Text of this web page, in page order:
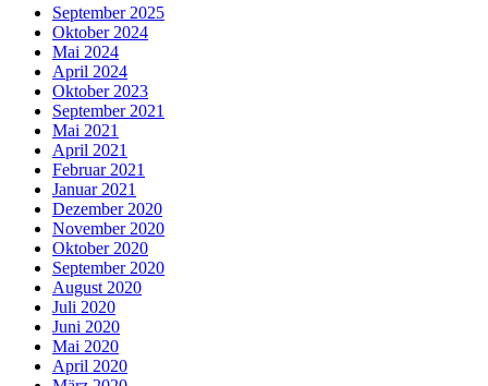
September 2025
Oktober 2024
Mai 2024
April 2024
Oktober 2023
September 2021
Mai 2021
April 2021
Februar 2021
Januar 2021
Dezember 2020
November 2020
Oktober 2020
September 2020
August 2020
Juli 2020
Juni 2020
Mai 2020
April 2020